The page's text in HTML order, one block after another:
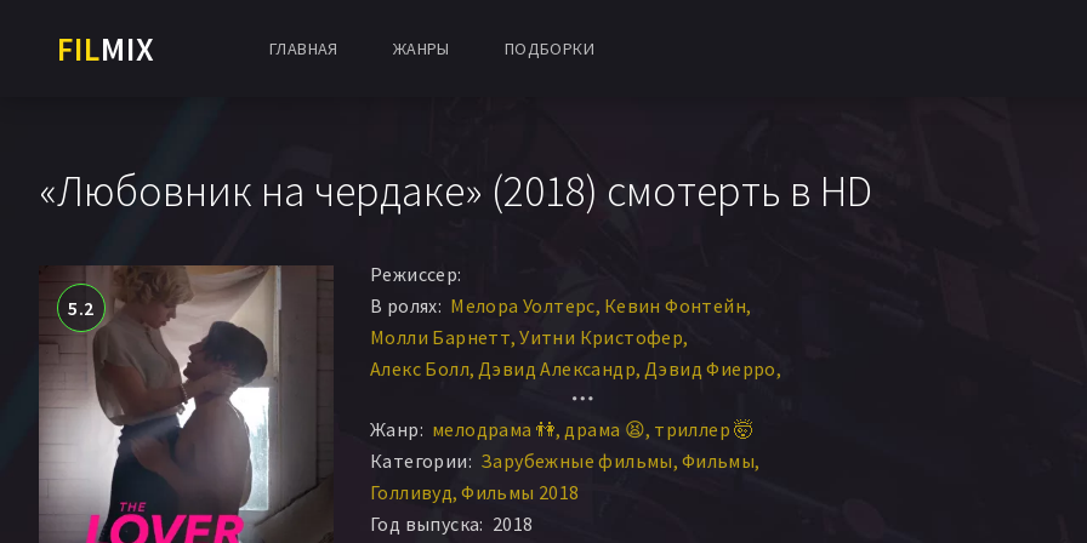
FILMIX ГЛАВНАЯ ЖАНРЫ ПОДБОРКИ
«Любовник на чердаке» (2018) смотерть в HD
5.2
Режиссер:
В ролях: Мелора Уолтерс Кевин Фонтейн
Молли Барнетт Уитни Кристофер
Алекс Болл Дэвид Александр Дэвид Фиерро
Eddie DuPriest
Дастин Льюис
Жанр: мелодрама 👫 драма 😫 триллер 🤯
Категории: Зарубежные фильмы Фильмы
Голливуд Фильмы 2018
Год выпуска: 2018